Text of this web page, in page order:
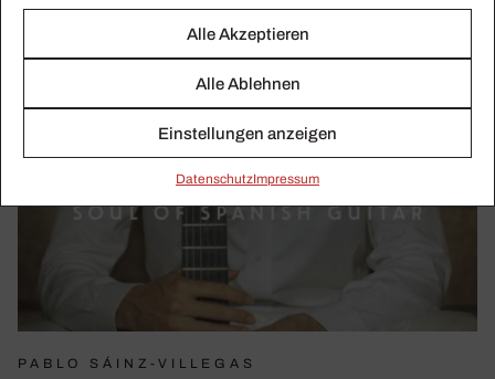
Alle Akzeptieren
Alle Ablehnen
Einstellungen anzeigen
Daten­schutzImpressum
PABLO SÁINZ-VILLEGAS